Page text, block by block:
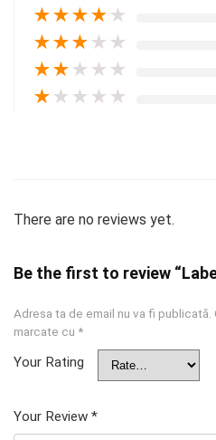
★★★★ ★
★★★ ★ ★
★★ ★ ★ ★
★ ★ ★ ★ ★
There are no reviews yet.
Be the first to review
Adresa ta de email nu va fi publicată.
marcate cu *
Your Rating
Your Review *